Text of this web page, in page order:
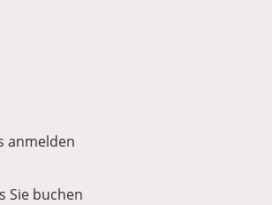
anmelden
Sie buchen